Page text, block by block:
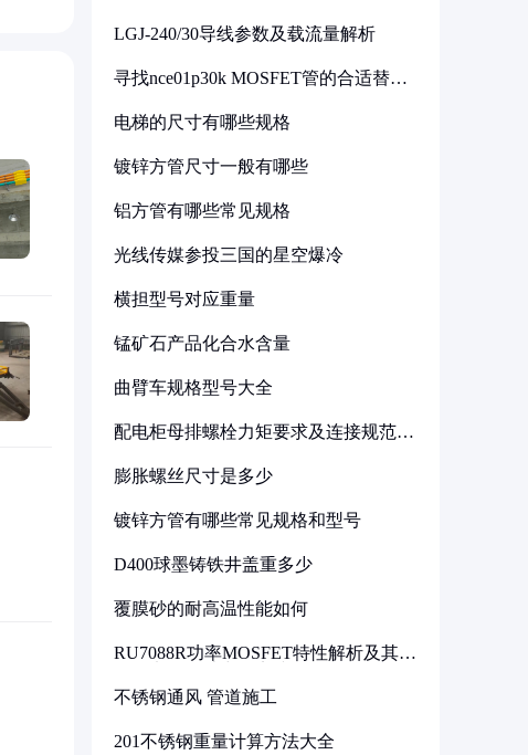
LGJ-240/30导线参数及载流量解析
寻找nce01p30k MOSFET管的合适替代
电梯的尺寸有哪些规格
镀锌方管尺寸一般有哪些
铝方管有哪些常见规格
光线传媒参投三国的星空爆冷
横担型号对应重量
锰矿石产品化合水含量
曲臂车规格型号大全
配电柜母排螺栓力矩要求及连接规范详
膨胀螺丝尺寸是多少
镀锌方管有哪些常见规格和型号
D400球墨铸铁井盖重多少
覆膜砂的耐高温性能如何
RU7088R功率MOSFET特性解析及其在
不锈钢通风 管道施工
201不锈钢重量计算方法大全